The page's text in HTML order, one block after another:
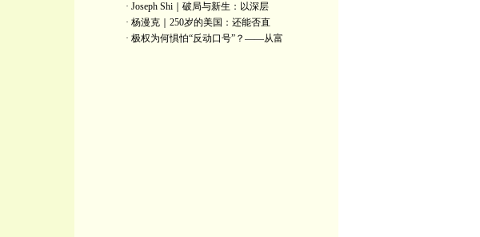
· Joseph Shi｜破局与新生：以深层
· 杨漫克｜250岁的美国：还能否直
· 极权为何惧怕“反动口号”？——从富